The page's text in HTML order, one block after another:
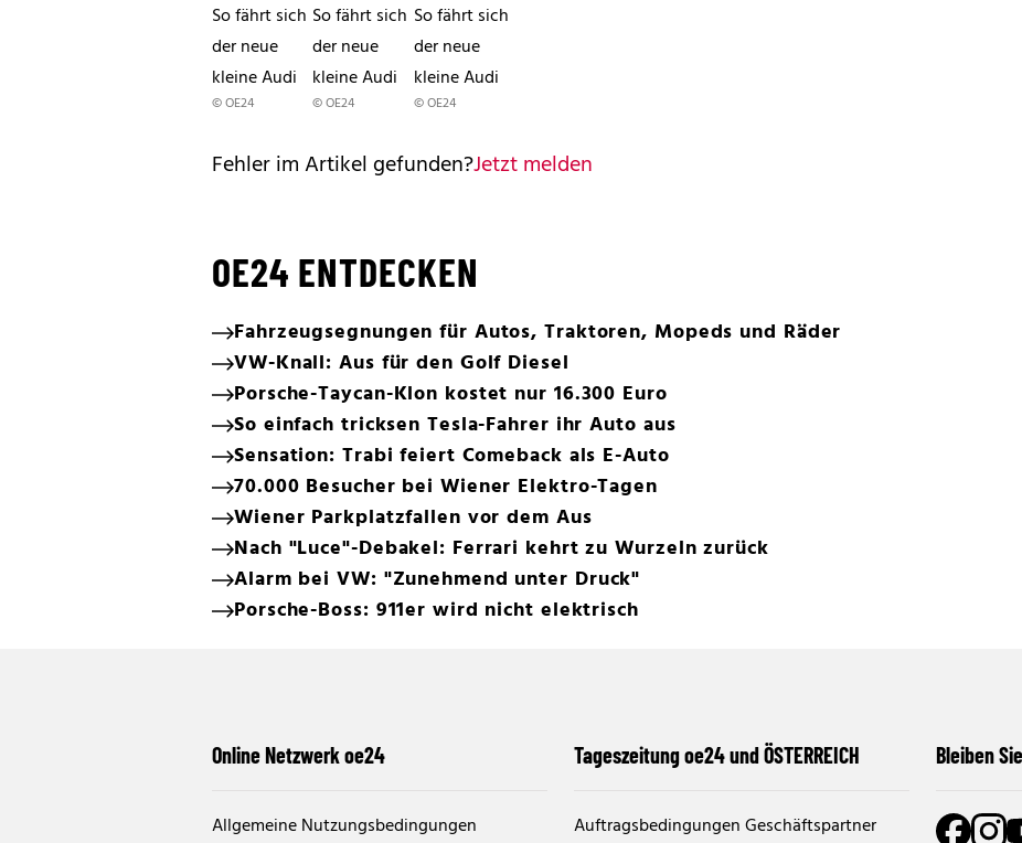
So fährt sich
der neue
kleine Audi
© OE24
So fährt sich
der neue
kleine Audi
© OE24
So fährt sich
der neue
kleine Audi
© OE24
Fehler im Artikel gefunden?Jetzt melden
OE24 ENTDECKEN
Fahrzeugsegnungen für Autos, Traktoren, Mopeds und Räder
VW-Knall: Aus für den Golf Diesel
Porsche-Taycan-Klon kostet nur 16.300 Euro
So einfach tricksen Tesla-Fahrer ihr Auto aus
Sensation: Trabi feiert Comeback als E-Auto
70.000 Besucher bei Wiener Elektro-Tagen
Wiener Parkplatzfallen vor dem Aus
Nach "Luce"-Debakel: Ferrari kehrt zu Wurzeln zurück
Alarm bei VW: "Zunehmend unter Druck"
Porsche-Boss: 911er wird nicht elektrisch
Online Netzwerk oe24
Allgemeine Nutzungsbedingungen
Tageszeitung oe24 und ÖSTERREICH
Auftragsbedingungen Geschäftspartner
Bleiben